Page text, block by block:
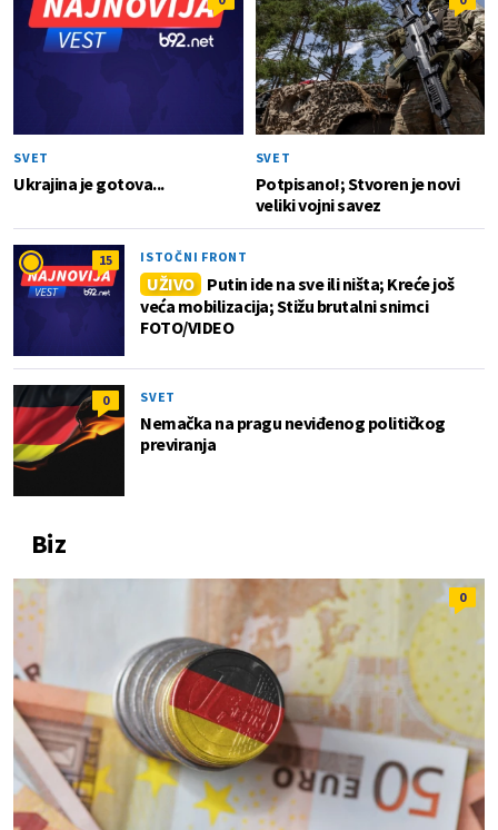
SVET
Ukrajina je gotova...
SVET
Potpisano!; Stvoren je novi
veliki vojni savez
15 ISTOČNI FRONT
UŽIVO
Putin ide na sve ili ništa; Kreće još
veća mobilizacija; Stižu brutalni snimci
FOTO/VIDEO
0 SVET
Nemačka na pragu neviđenog političkog
previranja
Biz
0